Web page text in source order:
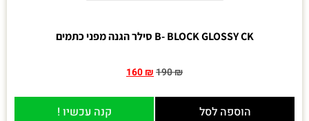
B- BLOCK GLOSSY CK סילר הגנה מפני כתמים
190₪
160₪
הוספה לסל קנה עכשיו !